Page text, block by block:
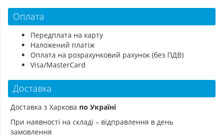
Оплата
Передплата на карту
Наложений платіж
Оплата на розрахунковий рахунок (без ПДВ)
Visa/MasterCard
Доставка
Доставка з Харкова по Україні
При наявності на складі – відправлення в день
замовлення